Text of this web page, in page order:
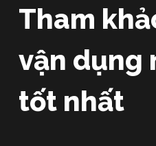
Tham
vận dụng
tốt nhất